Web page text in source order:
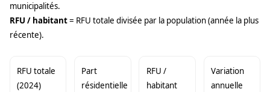
municipalités.
RFU / habitant= RFU totale divisée par la population (année la plus
récente).
RFU totale
(2024)
Part
résidentielle
RFU /
habitant
Variation
annuelle